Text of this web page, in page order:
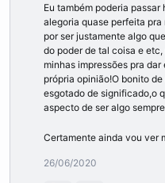
Eu também poderia
alegoria quase perfeita
por ser justamente algo
do poder de tal coisa e
minhas impressões pra
própria opinião!O bonito
esgotado de significado,o
aspecto de ser algo
Certamente ainda vou ver
26/06/2020